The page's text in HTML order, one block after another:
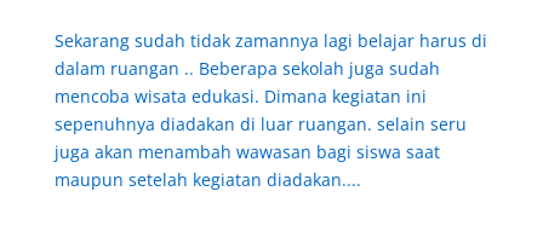
Sekarang sudah tidak zamannya lagi belajar harus di
dalam ruangan .. Beberapa sekolah juga sudah
mencoba wisata edukasi. Dimana kegiatan ini
sepenuhnya diadakan di luar ruangan. selain seru
juga akan menambah wawasan bagi siswa saat
maupun setelah kegiatan diadakan....